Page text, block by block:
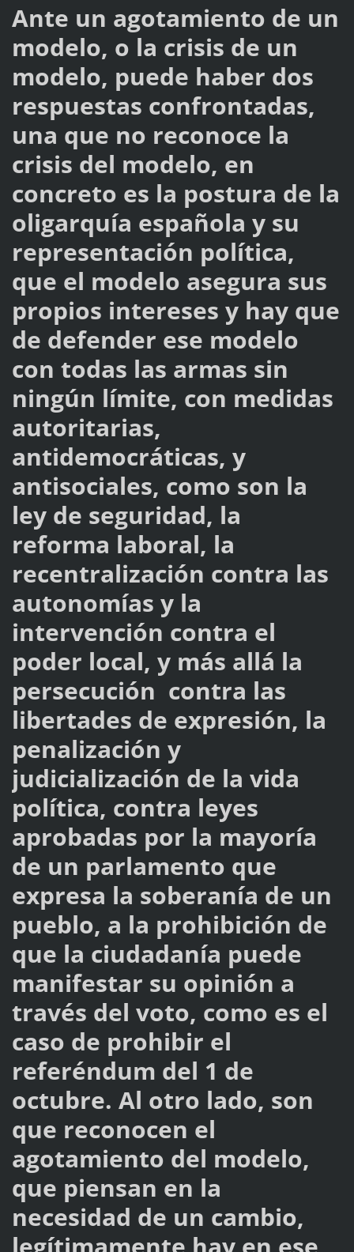
Ante un agotamiento de un
modelo, o la crisis de un
modelo, puede haber dos
respuestas confrontadas,
una que no reconoce la
crisis del modelo, en
concreto es la postura de la
oligarquía española y su
representación política,
que el modelo asegura sus
propios intereses y hay que
de defender ese modelo
con todas las armas sin
ningún límite, con medidas
autoritarias,
antidemocráticas, y
antisociales, como son la
ley de seguridad, la
reforma laboral, la
recentralización contra las
autonomías y la
intervención contra el
poder local, y más allá la
persecución contra las
libertades de expresión, la
penalización y
judicialización de la vida
política, contra leyes
aprobadas por la mayoría
de un parlamento que
expresa la soberanía de un
pueblo, a la prohibición de
que la ciudadanía puede
manifestar su opinión a
través del voto, como es el
caso de prohibir el
referéndum del 1 de
octubre. Al otro lado, son
que reconocen el
agotamiento del modelo,
que piensan en la
necesidad de un cambio,